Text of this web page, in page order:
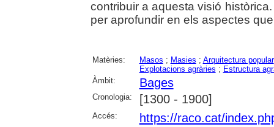
contribuir a aquesta visió
per aprofundir en els aspectes
Matèries: Masos ; Masies ; Arquitectura popular
Explotacions agràries ; Estructura
Àmbit:
Bages
Cronologia: [1300 - 1900]
Accés: https://raco.cat/